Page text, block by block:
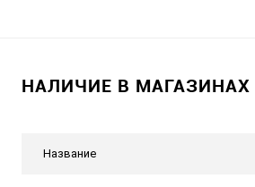
НАЛИЧИЕ В МАГАЗИНАХ
Название